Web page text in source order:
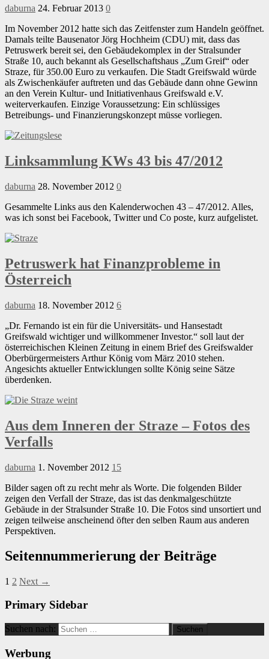
daburna 24. Februar 2013 0
Im November 2012 hatte sich das Zeitfenster zum Handeln geöffnet.
Damals teilte Bausenator Jörg Hochheim (CDU) mit, dass das
Petruswerk bereit sei, den Gebäudekomplex in der Stralsunder
Straße 10, auch bekannt als Gesellschaftshaus „Zum Greif“ oder
Straze, für 350.00 Euro zu verkaufen. Die Stadt Greifswald würde
als Zwischenkäufer auftreten und das Gebäude dann ohne Gewinn
an den Verein Kultur- und Initiativenhaus Greifswald e.V.
weiterverkaufen. Einzige Voraussetzung: Ein schlüssiges
Betreibungs- und Finanzierungskonzept müsse vorliegen.
Linksammlung KWs 43 bis 47/2012
daburna 28. November 2012 0
Gesammelte Links aus den Kalenderwochen 43 – 47/2012. Alles,
was ich sonst bei Facebook, Twitter und Co poste, kurz aufgelistet.
Petruswerk hat Finanzprobleme in
Österreich
daburna 18. November 2012 6
„Dr. Fernando ist ein für die Universitäts- und Hansestadt
Greifswald wichtiger und willkommener Investor.“ soll laut der
österreichischen Kleinen Zeitung in einem Brief des Greifswalder
Oberbürgermeisters Arthur König vom März 2010 stehen.
Angesichts aktueller Entwicklungen sollte König seine Sätze
überdenken.
Aus dem Inneren der Straze – Fotos des
Verfalls
daburna 1. November 2012 15
Bilder sagen oft zu recht mehr als Worte. Die folgenden Bilder
zeigen den Verfall der Straze, das ist das denkmalgeschützte
Gebäude in der Stralsunder Straße 10. Die Fotos sind unsortiert und
zeigen teilweise anscheinend öfter den selben Raum aus anderen
Perspektiven.
Seitennummerierung der Beiträge
1 2 Next →
Primary Sidebar
Suchen nach:
Werbung